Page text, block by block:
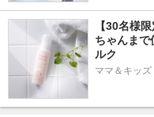
【30名様
ちゃんまで
ルク
ママ＆キッズ